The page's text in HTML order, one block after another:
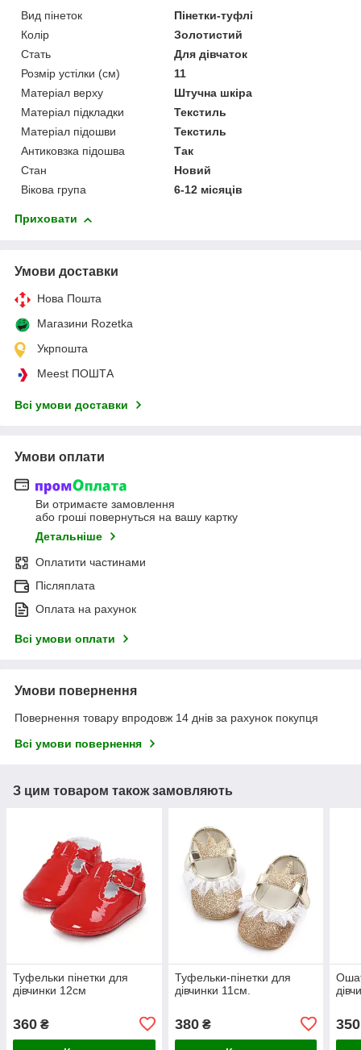
Вид пінеток
Пінетки-туфлі
Колір
Золотистий
Стать
Для дівчаток
Розмір устілки (см)
11
Матеріал верху
Штучна шкіра
Матеріал підкладки
Текстиль
Матеріал підошви
Текстиль
Антиковзка підошва
Так
Стан
Новий
Вікова група
6-12 місяців
Приховати
Умови доставки
Нова Пошта
Магазини Rozetka
Укрпошта
Meest ПОШТА
Всі умови доставки
Умови оплати
Ви отримаєте замовлення
або гроші повернуться на вашу картку
Детальніше
Оплатити частинами
Післяплата
Оплата на рахунок
Всі умови оплати
Умови повернення
Повернення товару впродовж 14 днів за рахунок покупця
Всі умови повернення
З цим товаром також замовляють
Туфельки пінетки для
дівчинки 12см
360 ₴
Туфельки-пінетки для
дівчинки 11см.
380₴ 350